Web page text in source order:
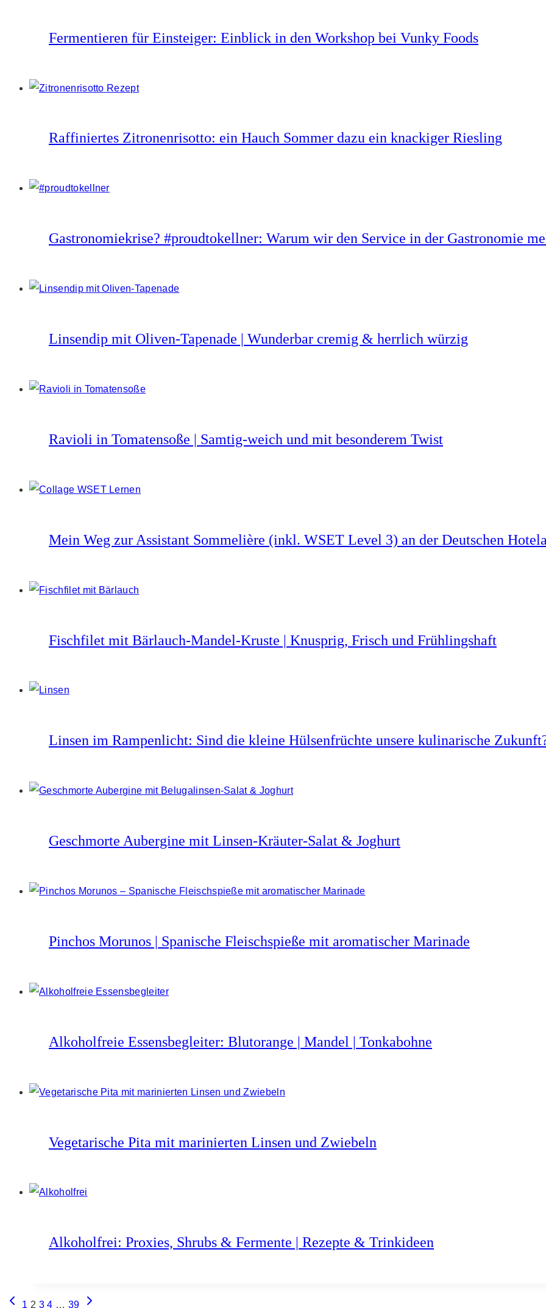
Fermentieren für Einsteiger: Einblick in den Workshop bei Vunky Foods
Raffiniertes Zitronenrisotto: ein Hauch Sommer dazu ein knackiger Riesling
Gastronomiekrise? #proudtokellner: Warum wir den Service in der Gastronomie
Linsendip mit Oliven-Tapenade | Wunderbar cremig & herrlich würzig
Ravioli in Tomatensoße | Samtig-weich und mit besonderem Twist
Mein Weg zur Assistant Sommelière (inkl. WSET Level 3) an der Deutschen
Fischfilet mit Bärlauch-Mandel-Kruste | Knusprig, Frisch und Frühlingshaft
Linsen im Rampenlicht: Sind die kleine Hülsenfrüchte unsere kulinarische
Geschmorte Aubergine mit Linsen-Kräuter-Salat & Joghurt
Pinchos Morunos | Spanische Fleischspieße mit aromatischer Marinade
Alkoholfreie Essensbegleiter: Blutorange | Mandel | Tonkabohne
Vegetarische Pita mit marinierten Linsen und Zwiebeln
Alkoholfrei: Proxies, Shrubs & Fermente | Rezepte & Trinkideen
Vorherige
1 2 3 4 … 39 Nächste